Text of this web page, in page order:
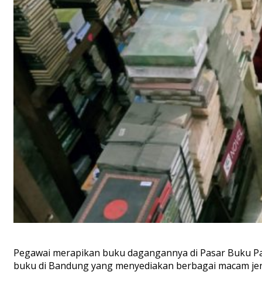
Pegawai merapikan buku dagangannya di Pasar Buku
buku di Bandung yang menyediakan berbagai macam